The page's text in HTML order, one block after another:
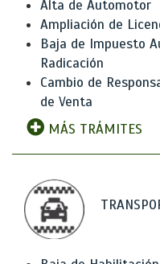
Alta de Automotor
Ampliación de
Baja de Impuesto
Radicación
Cambio de
de Venta
MÁS TRÁMITES